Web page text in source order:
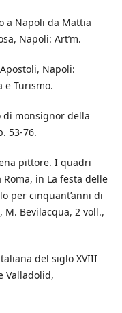
a Napoli da Mattia
Napoli: Art’m.
Napoli:
e Turismo.
di monsignor della
53-76.
pittore. I quadri
Roma, in La festa delle
per cinquant’anni di
M. Bevilacqua, 2 voll.,
del siglo XVIII
Valladolid,